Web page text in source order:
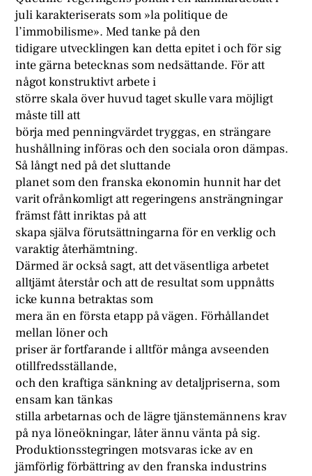
juli karakteriserats som »la politique de
l’immobilisme». Med tanke på den
tidigare utvecklingen kan detta epitet i och för sig
inte gärna betecknas som nedsättande. För att
något konstruktivt arbete i
större skala över huvud taget skulle vara möjligt
måste till att
börja med penningvärdet tryggas, en strängare
hushållning införas och den sociala oron dämpas.
Så långt ned på det sluttande
planet som den franska ekonomin hunnit har det
varit ofrånkomligt att regeringens ansträngningar
främst fått inriktas på att
skapa själva förutsättningarna för en verklig och
varaktig återhämtning.
Därmed är också sagt, att det väsentliga arbetet
alltjämt återstår och att de resultat som uppnåtts
icke kunna betraktas som
mera än en första etapp på vägen. Förhållandet
mellan löner och
priser är fortfarande i alltför många avseenden
otillfredsställande,
och den kraftiga sänkning av detaljpriserna, som
ensam kan tänkas
stilla arbetarnas och de lägre tjänstemännens krav
på nya löneökningar, låter ännu vänta på sig.
Produktionsstegringen motsvaras icke av en
jämförlig förbättring av den franska industrins